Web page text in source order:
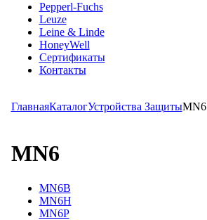
Pepperl-Fuchs
Leuze
Leine & Linde
HoneyWell
Сертификаты
Контакты
ГлавнаяКаталогУстройства ЗащитыMN6
MN6
MN6B
MN6H
MN6P